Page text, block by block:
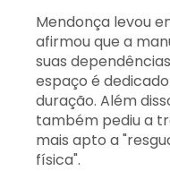
Mendonça levou
afirmou que a
suas
espaço é
duração. Além
também pediu a
mais apto a
física".